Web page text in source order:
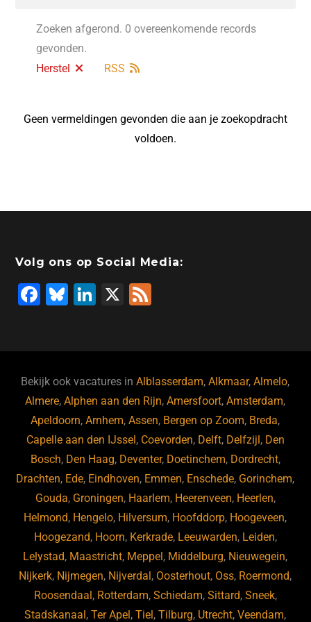
Zoeken afgerond. 0 overeenkomende records
gevonden.
Herstel
RSS
Geen vermeldingen gevonden die aan je zoekopdracht
voldoen.
Volg ons op Social Media:
F
b
o
o
k
Bl
ky
Li
dI
n
X
Bekijk ook vacatures inAlblasserdam,Alkmaar,Almelo,
Almere,Alphen aan den Rijn,Amersfoort,Amsterdam,
Apeldoorn,Arnhem,Assen, Bergen op Zoom, Breda,
Capelle aan den IJssel , Coevorden, Delft, Delfzijl , Den
Bosch, Den Haag, Deventer, Doetinchem, Dordrecht,
Drachten, Ede, Eindhoven, Emmen, Enschede, Gorinchem,
Gouda, Groningen, Haarlem, Heerenveen, Heerlen,
Helmond, Hengelo, Hilversum, Hoofddorp, Hoogeveen,
Hoogezand, Hoorn, Kerkrade, Leeuwarden, Leiden,
Lelystad, Maastricht, Meppel , Middelburg, Nieuwegein,
Nijkerk, Nijmegen, Nijverdal , Oosterhout, Oss, Roermond,
Roosendaal , Rotterdam, Schiedam, Sittard, Sneek,
Stadskanaal ,Ter Apel ,Tiel ,Tilburg, Utrecht,Veendam,